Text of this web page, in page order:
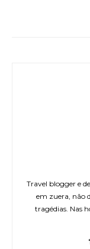
Travel blogger e
em zuera, não
tragédias. Nas